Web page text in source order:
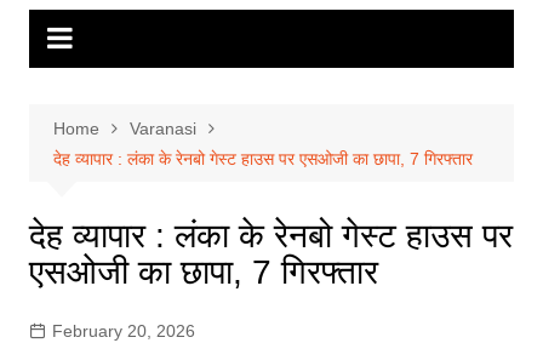
Home
Varanasi
देह व्यापार : लंका के रेनबो गेस्ट हाउस पर एसओजी का छापा, 7 गिरफ्तार
देह व्यापार : लंका के रेनबो गेस्ट हाउस पर
एसओजी का छापा, 7 गिरफ्तार
February 20, 2026